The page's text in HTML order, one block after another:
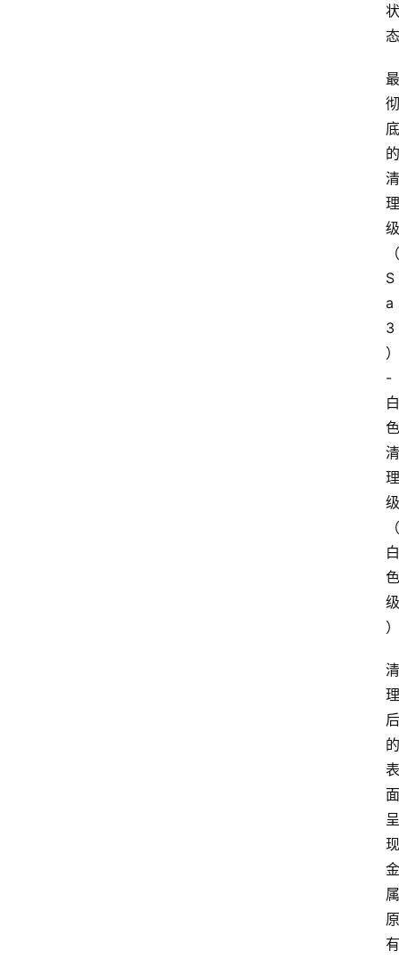
状
态
最
彻
底
的
清
理
级
（
S
a
3
）
-
白
色
清
理
级
（
白
色
级
）
清
理
后
的
表
面
呈
现
金
属
原
有